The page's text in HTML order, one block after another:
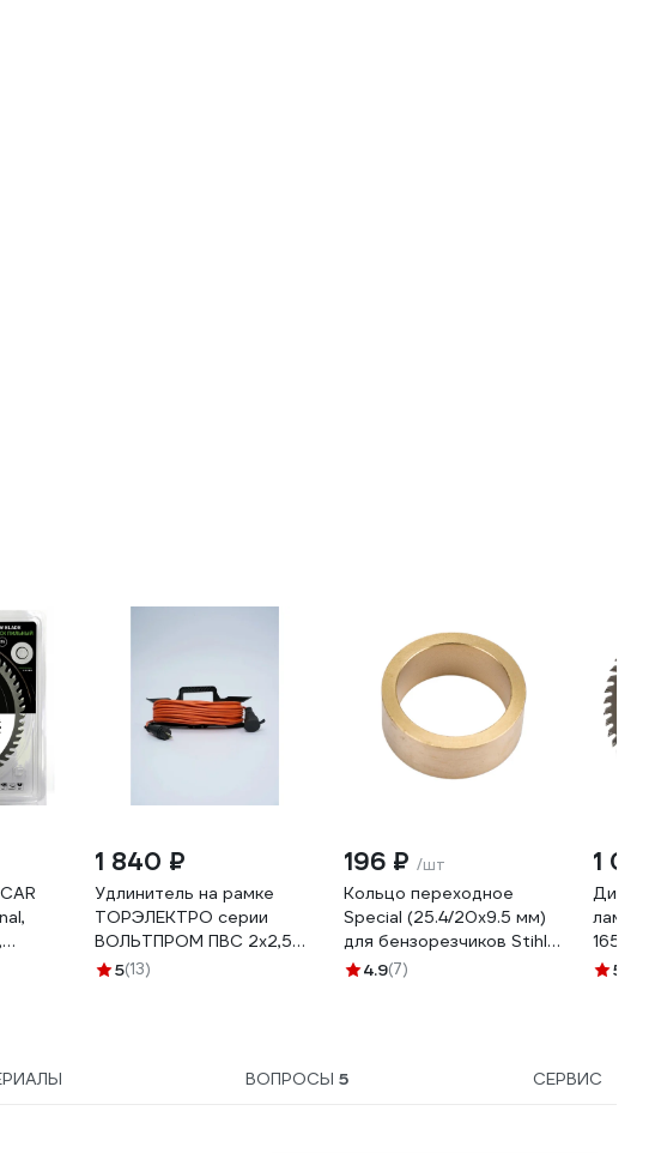
1 840 ₽
Удлинитель на рамке
ТОРЭЛЕКТРО серии
ВОЛЬТПРОМ ПВС 2х2,5
20м (б/з) IP20. ВП200
5(13)
196 ₽ /шт
Кольцо переходное
Special (25.4/20х9.5 мм)
для бензорезчиков Stihl
MONOGRAM 087-423
4.9(7)
1
Диск
5
ВОПРОСЫ5 СЕРВИС